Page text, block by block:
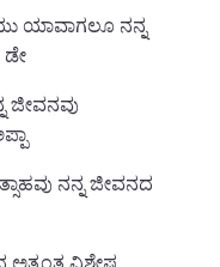
ಯಾವಾಗಲೂ ನನ್ನ
ಜೀವನವು
ನನ್ನ ಜೀವನದ
ಅತ್ಯಂತ ವಿಶೇಷ